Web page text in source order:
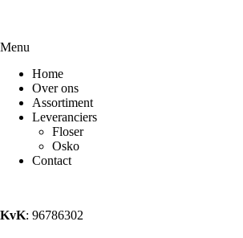
Menu
Home
Over ons
Assortiment
Leveranciers
Floser
Osko
Contact
KvK: 96786302